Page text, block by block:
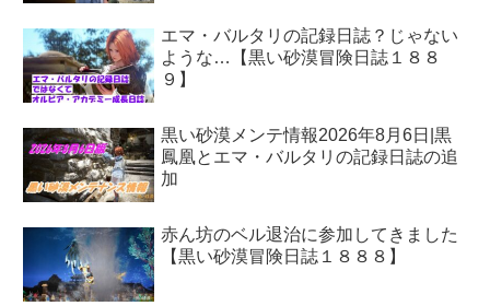
エマ・バルタリの記録日誌？じゃない
ような…【黒い砂漠冒険日誌１８８
９】
黒い砂漠メンテ情報2026年8月6日|黒
鳳凰とエマ・バルタリの記録日誌の追
加
赤ん坊のベル退治に参加してきました
【黒い砂漠冒険日誌１８８８】